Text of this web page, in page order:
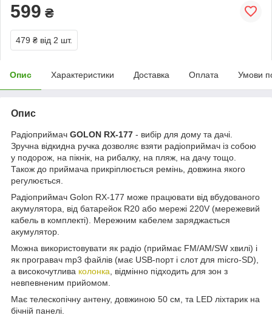
599 ₴
479 ₴ від 2 шт.
Опис Характеристики Доставка Оплата Умови
Опис
Радіоприймач GOLON RX-177 - вибір для дому та дачі.
Зручна відкидна ручка дозволяє взяти радіоприймач із собою
у подорож, на пікнік, на рибалку, на пляж, на дачу тощо.
Також до приймача прикріплюється ремінь, довжина якого
регулюється.
Радіоприймач Golon RX-177 може працювати від вбудованого
акумулятора, від батарейок R20 або мережі 220V (мережевий
кабель в комплекті). Мережним кабелем заряджається
акумулятор.
Можна використовувати як радіо (приймає FM/AM/SW хвилі) і
як програвач mp3 файлів (має USB-порт і слот для micro-SD),
а високочутлива колонка , відмінно підходить для зон з
невпевненим прийомом.
Має телескопічну антену, довжиною 50 см, та LED ліхтарик на
бічній панелі.